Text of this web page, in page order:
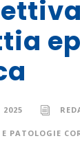
2025
PATOLOGIE